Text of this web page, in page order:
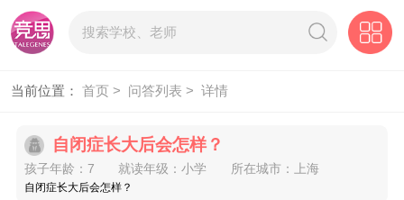
当前位置： 首页 > 问答列表 > 详情
自闭症长大后会怎样？
孩子年龄：7 就读年级：小学 所在城市：上海
自闭症长大后会怎样？